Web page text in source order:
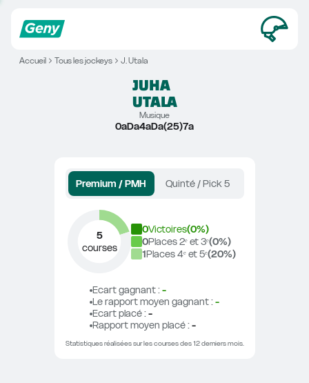
Accueil Tous les jockeys J. Utala
JUHA
UTALA
Musique
0aDa4aDa(25)7a
Premium / PMH Quinté / Pick 5
5
courses
0Victoires(0%)
0Places 2ᵉ et 3ᵉ(0%)
1Places 4ᵉ et 5ᵉ(20%)
Ecart gagnant : -
Le rapport moyen gagnant : -
Ecart placé : -
Rapport moyen placé : -
Statistiques réalisées sur les courses des 12 derniers mois.